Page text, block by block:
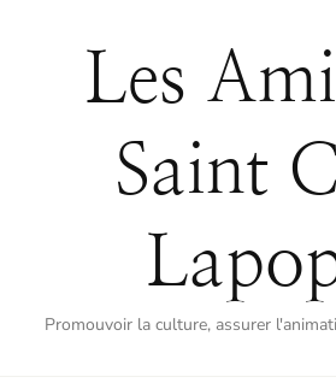
Les
Saint
Promouvoir la culture, assurer